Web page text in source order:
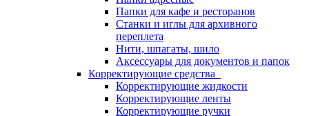
Папки для кафе и ресторанов
Станки и иглы для архивного
переплета
Нити, шпагаты, шило
Аксессуары для документов и папок
Корректирующие средства
Корректирующие жидкости
Корректирующие ленты
Корректирующие ручки